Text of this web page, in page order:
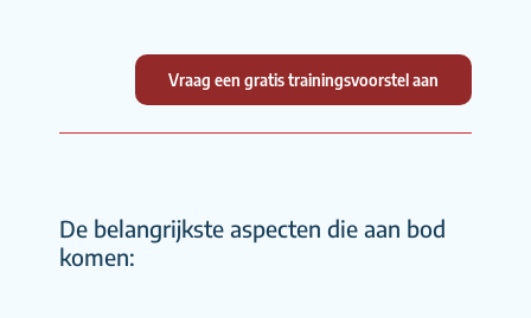
Vraag een gratis trainingsvoorstel aan
De belangrijkste aspecten die aan bod
komen: